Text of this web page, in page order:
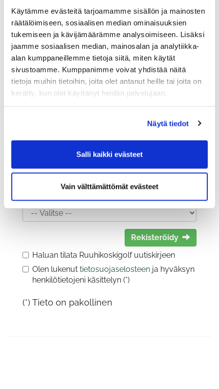
Käytämme evästeitä tarjoamamme sisällön ja mainosten
räätälöimiseen, sosiaalisen median ominaisuuksien
tukemiseen ja kävijämäärämme analysoimiseen. Lisäksi
jaamme sosiaalisen median, mainosalan ja analytiikka-
alan kumppaneillemme tietoja siitä, miten käytät
sivustoamme. Kumppanimme voivat yhdistää näitä
tietoja muihin tietoihin, joita olet antanut heille tai joita on
kerätty, kun olet käyttänyt heidän palvelujaan.
Näytä tiedot
Salli kaikki evästeet
Vain välttämättömät evästeet
Valitse seura:
Jäsennumero:
Lisätiedot
Sukupuoli:
Rekisteröidy
Haluan tilata Ruuhikoskigolf uutiskirjeen
Olen lukenut tietosuojaselosteen ja hyväksyn
henkilötietojeni käsittelyn (*)
(*) Tieto on pakollinen